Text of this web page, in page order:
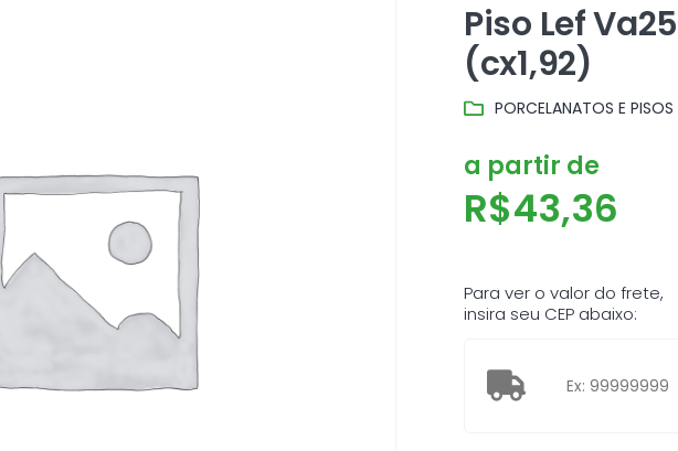
Piso Lef
(cx1,92)
PORCELANATOS E
a partir de
R$43,36
Para ver o valor do frete,
insira seu CEP abaixo: